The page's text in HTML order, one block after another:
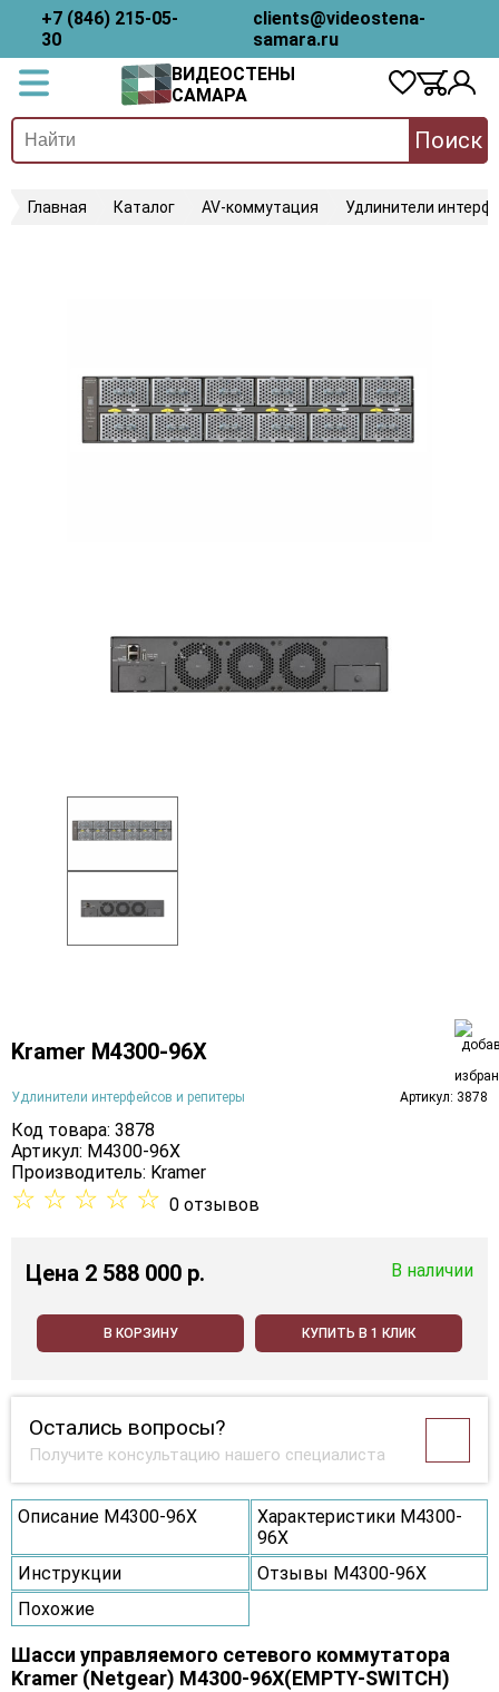
+7 (846) 215-05-
30
clients@videostena-
samara.ru
ВИДЕОСТЕНЫ
САМАРА
Поиск
Главная Каталог AV-коммутация Удлинители
Kramer M4300-96X
Удлинители интерфейсов и репитеры Артикул: 3878
Код товара: 3878
Артикул: M4300-96X
Производитель: Kramer
☆ ☆ ☆ ☆ ☆ 0 отзывов
Цена 2 588 000 p. В наличии
В КОРЗИНУ КУПИТЬ В 1 КЛИК
Остались вопросы?
Получите консультацию нашего специалиста
Описание M4300-96X
Характеристики M4300-
96X
Инструкции
Отзывы M4300-96X
Похожие
Шасси управляемого сетевого коммутатора
Kramer (Netgear) M4300-96X(EMPTY-SWITCH)